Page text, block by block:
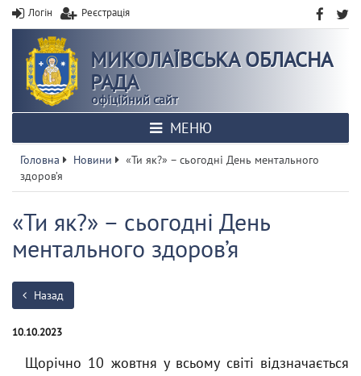
Логін Реєстрація
МИКОЛАЇВСЬКА ОБЛАСНА
РАДА
офіційний сайт
МЕНЮ
Головна Новини
«Ти як?» – сьогодні День ментального
здоров’я
«Ти як?» – сьогодні День
ментального здоров’я
Назад
10.10.2023
Щорічно 10 жовтня у всьому світі відзначається